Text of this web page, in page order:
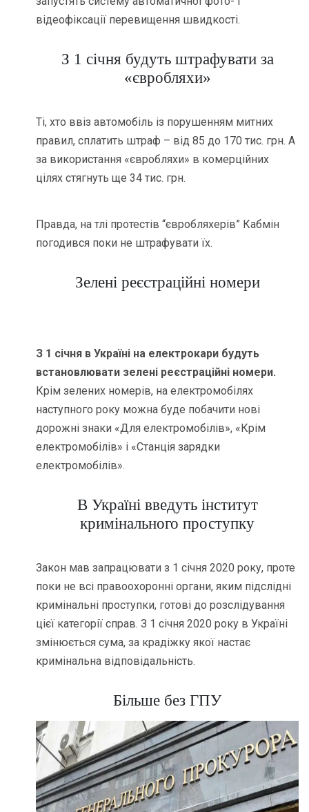
відеофіксації перевищення швидкості.
З 1 січня будуть штрафувати за
«євробляхи»
Ті, хто ввіз автомобіль із порушенням митних
правил, сплатить штраф – від 85 до 170 тис. грн. А
за використання «євробляхи» в комерційних
цілях стягнуть ще 34 тис. грн.
Правда, на тлі протестів “євробляхерів” Кабмін
погодився поки не штрафувати їх.
Зелені реєстраційні номери
З 1 січня в Україні на електрокари будуть
встановлювати зелені реєстраційні номери.
Крім зелених номерів, на електромобілях
наступного року можна буде побачити нові
дорожні знаки «Для електромобілів», «Крім
електромобілів» і «Станція зарядки
електромобілів».
В Україні введуть інститут
кримінального проступку
Закон мав запрацювати з 1 січня 2020 року, проте
поки не всі правоохоронні органи, яким підслідні
кримінальні проступки, готові до розслідування
цієї категорії справ. З 1 січня 2020 року в Україні
змінюється сума, за крадіжку якої настає
кримінальна відповідальність.
Більше без ГПУ